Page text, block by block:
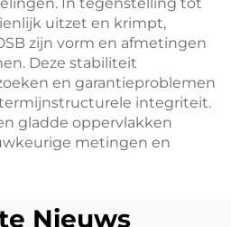
uitzet en krimpt,
zijn vorm en afmetingen
Deze stabiliteit
en garantieproblemen
integriteit.
gladde oppervlakken
metingen en
Nieuws